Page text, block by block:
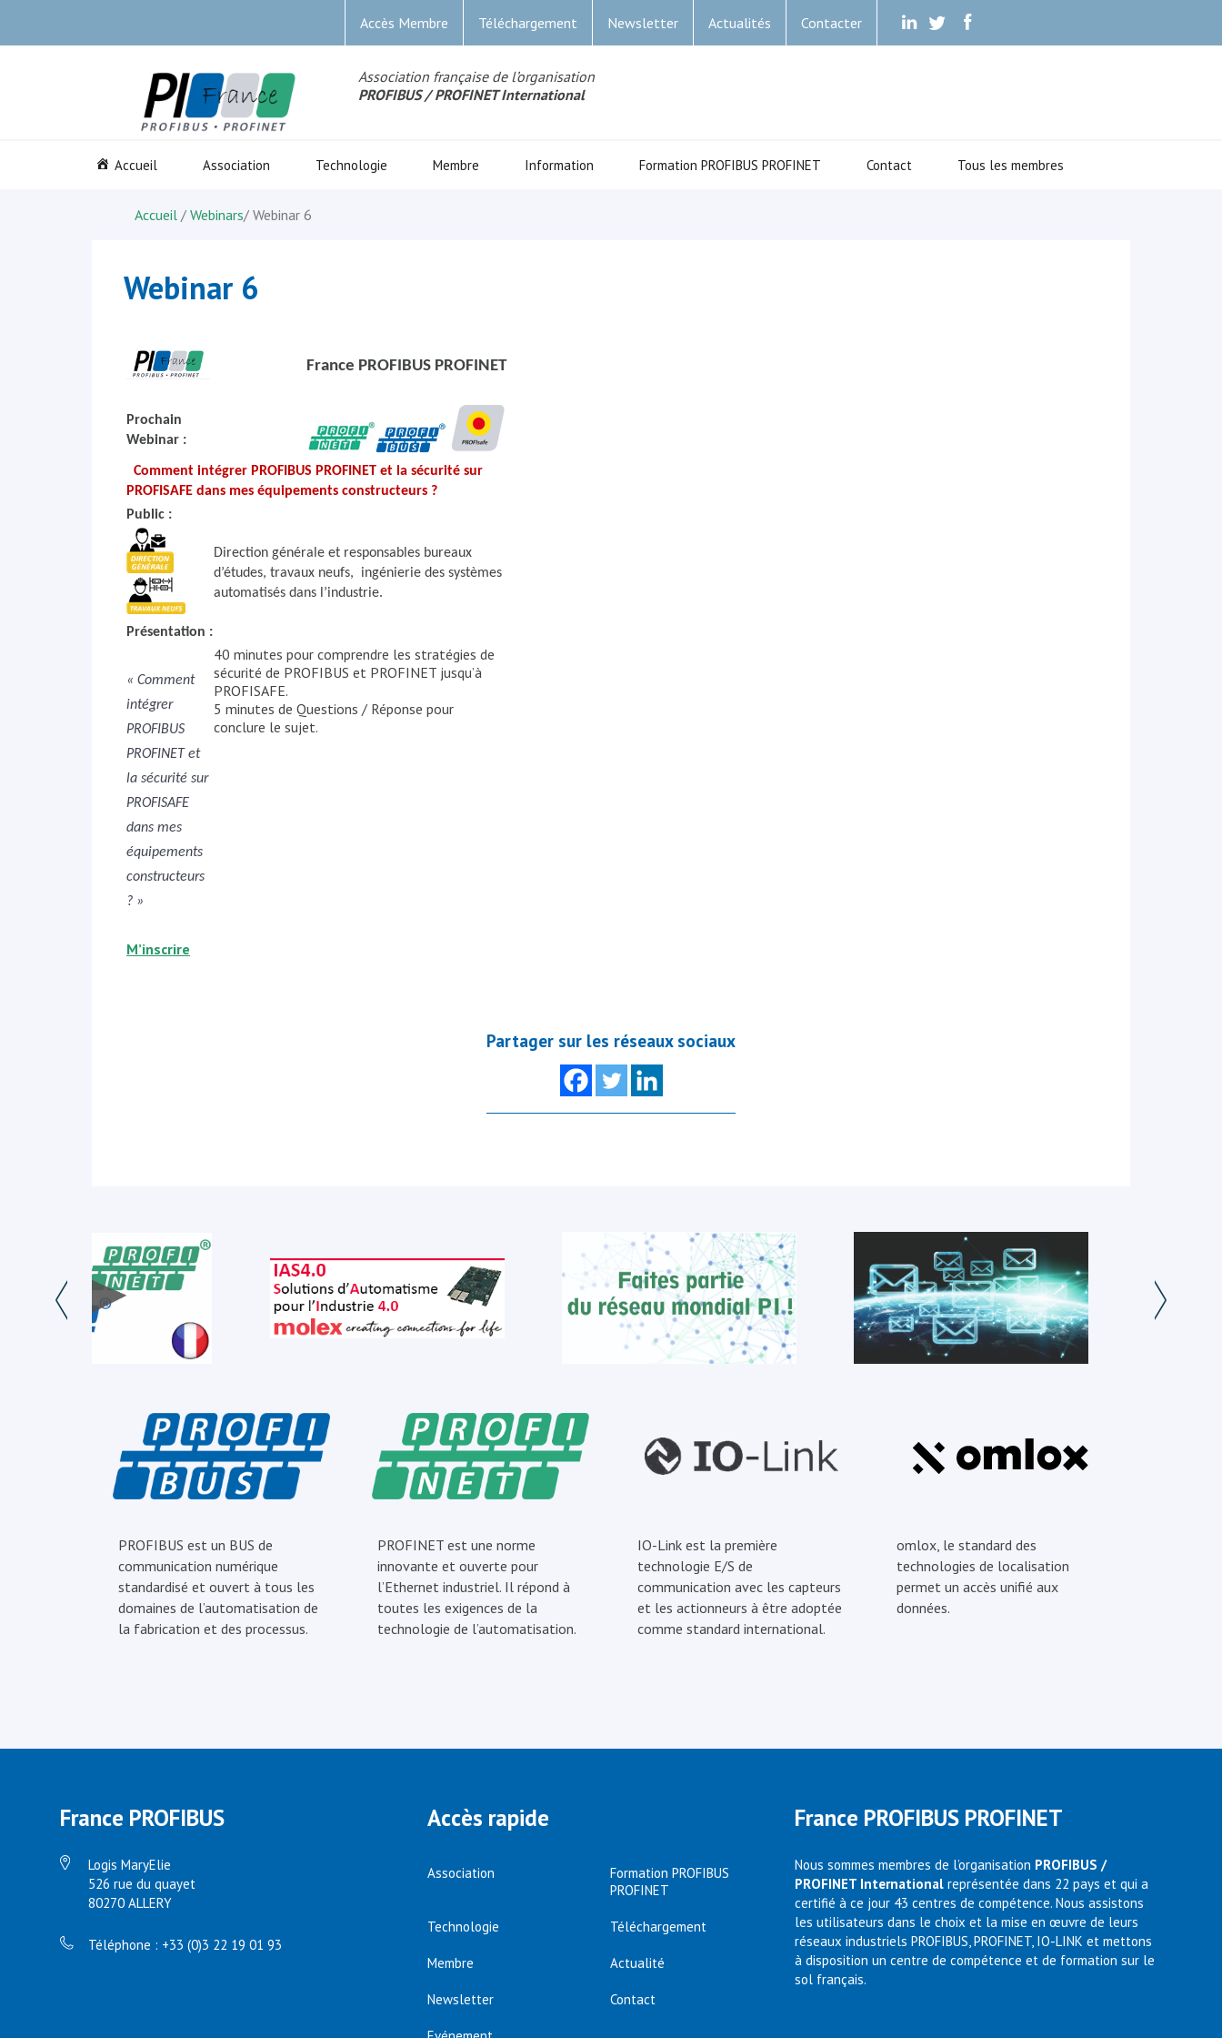
Accès Membre Téléchargement Newsletter Actualités Contacter . . .
Association française de l’organisation
PROFIBUS / PROFINET International
Accueil Association Technologie Membre Information Formation PROFIBUS PROFINET Contact Tous les membres
Accueil / Webinars/ Webinar 6
Webinar 6
France PROFIBUS PROFINET
Prochain
Webinar :
Comment intégrer PROFIBUS PROFINET et la sécurité sur
PROFISAFE dans mes équipements constructeurs ?
Public :
Direction générale et responsables bureaux
d’études, travaux neufs, ingénierie des systèmes
automatisés dans l’industrie.
Présentation :
« Comment
intégrer
PROFIBUS
PROFINET et
la sécurité sur
PROFISAFE
dans mes
équipements
constructeurs
? »
40 minutes pour comprendre les stratégies de
sécurité de PROFIBUS et PROFINET jusqu’à
PROFISAFE.
5 minutes de Questions / Réponse pour
conclure le sujet.
M’inscrire
Partager sur les réseaux sociaux
PROFIBUS est un BUS de
communication numérique
standardisé et ouvert à tous les
domaines de l’automatisation de
la fabrication et des processus.
PROFINET est une norme
innovante et ouverte pour
l’Ethernet industriel. Il répond à
toutes les exigences de la
technologie de l’automatisation.
IO-Link est la première
technologie E/S de
communication avec les capteurs
et les actionneurs à être adoptée
comme standard international.
omlox, le standard des
technologies de localisation
permet un accès unifié aux
données.
France PROFIBUS
Logis MaryElie
526 rue du quayet
80270 ALLERY
Téléphone : +33 (0)3 22 19 01 93
Accès rapide
Association
Formation PROFIBUS
PROFINET
Technologie Téléchargement
Membre Actualité
Newsletter Contact
France PROFIBUS PROFINET
Nous sommes membres de l’organisation PROFIBUS /
PROFINET Internationalreprésentée dans 22 pays et qui a
certifié à ce jour 43 centres de compétence. Nous assistons
les utilisateurs dans le choix et la mise en œuvre de leurs
réseaux industriels PROFIBUS, PROFINET, IO-LINK et mettons
à disposition un centre de compétence et de formation sur le
sol français.